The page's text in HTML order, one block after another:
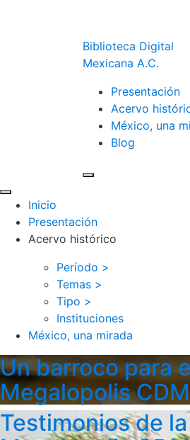
Biblioteca Digital
Mexicana A.C.
Presentación
Acervo
México, una
Blog
Inicio
Presentación
Acervo histórico
Período >
Temas >
Tipo >
Instituciones
México, una mirada
Un barroco para
Megalopolis
Testimonios de